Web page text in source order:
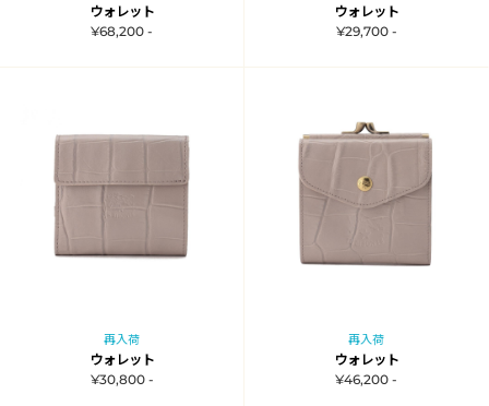
ウォレット
¥68,200 -
ウォレット
¥29,700 -
再入荷
ウォレット
¥30,800 -
再入荷
ウォレット
¥46,200 -